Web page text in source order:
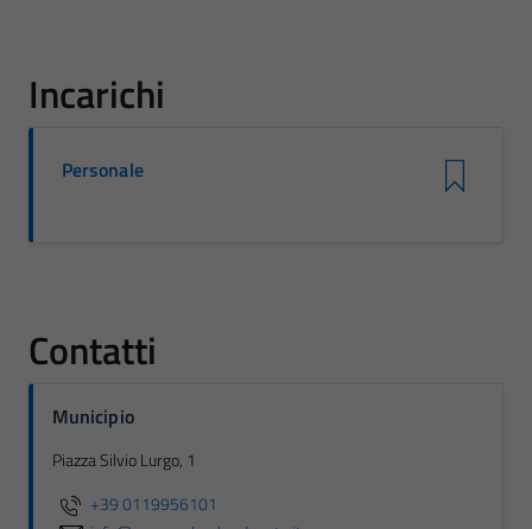
Incarichi
Personale
Contatti
Municipio
Piazza Silvio Lurgo, 1
+39 0119956101